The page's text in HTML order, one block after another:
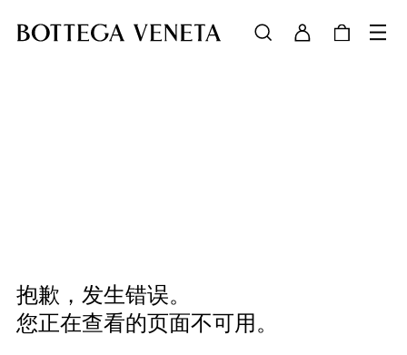
抱歉，发生错误。
您正在查看的页面不可用。